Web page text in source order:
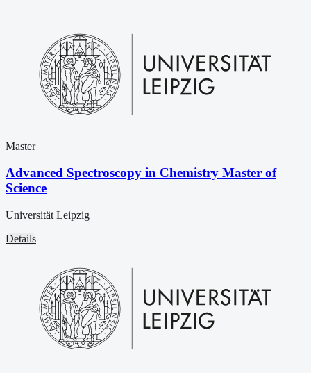
Master
Advanced Spectroscopy in Chemistry Master of
Science
Universität Leipzig
Details